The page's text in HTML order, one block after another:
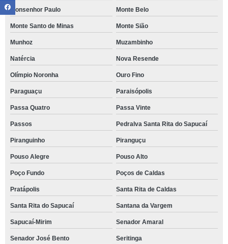
Monsenhor Paulo Monte Belo
Monte Santo de Minas Monte Sião
Munhoz Muzambinho
Natércia Nova Resende
Olímpio Noronha Ouro Fino
Paraguaçu Paraisópolis
Passa Quatro Passa Vinte
Passos Pedralva Santa Rita do Sapucaí
Piranguinho Piranguçu
Pouso Alegre Pouso Alto
Poço Fundo Poços de Caldas
Pratápolis Santa Rita de Caldas
Santa Rita do Sapucaí Santana da Vargem
Sapucaí-Mirim Senador Amaral
Senador José Bento Seritinga